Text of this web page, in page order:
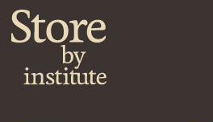
Клиентам
Система лояльности
Спреи
Средства для укладки